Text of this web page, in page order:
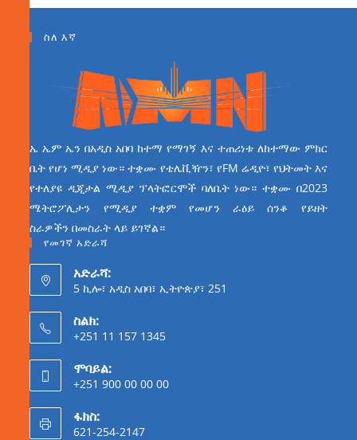
ስለ እኛ
ኤ ኤም ኤን በአዲስ አበባ ከተማ የማገኝ እና ተጠሪነቱ ለከተማው ምክር
ቤት የሆነ ሚዲያ ነው። ተቋሙ የቴሌቪዥን፣ የFM ሬዲዮ፣ የህትመት እና
የተለያዩ ዲጂታል ሚዲያ ፕላትፎርሞች ባለቤት ነው። ተቋሙ በ2023
ሜትሮፖሊታን የሚዲያ ተቋም የመሆን ራዕይ ሰንቆ የይዘት
ስራዎችን በመስራት ላይ ይገኛል።
የመገኛ አድራሻ
አድራሻ:
5 ኪሎ፣ አዲስ አበባ፣ ኢትዮጵያ፣ 251
ስልክ:
+251 11 157 1345
ሞባይል:
+251 900 00 00 00
ፋክስ:
621-254-2147